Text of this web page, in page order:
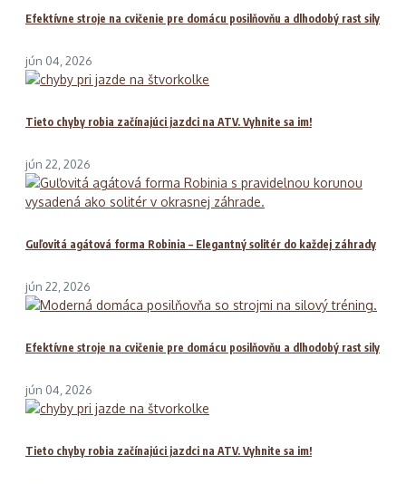
Efektívne stroje na cvičenie pre domácu posilňovňu a dlhodobý rast sily
jún 04, 2026
Tieto chyby robia začínajúci jazdci na ATV. Vyhnite sa im!
jún 22, 2026
Guľovitá agátová forma Robinia – Elegantný solitér do každej záhrady
jún 22, 2026
Efektívne stroje na cvičenie pre domácu posilňovňu a dlhodobý rast sily
jún 04, 2026
Tieto chyby robia začínajúci jazdci na ATV. Vyhnite sa im!